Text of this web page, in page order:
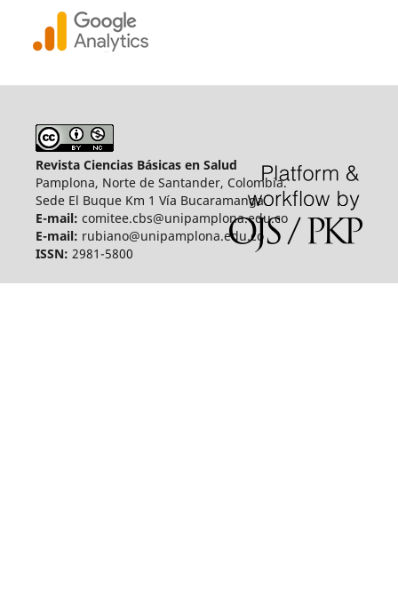
Revista Ciencias Básicas en Salud
Pamplona, Norte de Santander, Colombia.
Sede El Buque Km 1 Vía Bucaramanga.
E-mail: comitee.cbs@unipamplona.edu.co
E-mail: rubiano@unipamplona.edu.co
ISSN: 2981-5800